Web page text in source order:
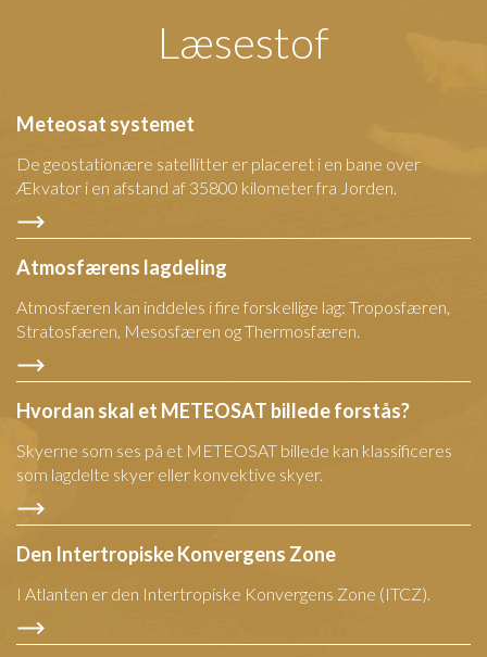
Læsestof
Meteosat systemet
De geostationære satellitter er placeret i en bane over
Ækvator i en afstand af 35800 kilometer fra Jorden.
Atmosfærens lagdeling
Atmosfæren kan inddeles i fire forskellige lag: Troposfæren,
Stratosfæren, Mesosfæren og Thermosfæren.
Hvordan skal et METEOSAT billede forstås?
Skyerne som ses på et METEOSAT billede kan klassificeres
som lagdelte skyer eller konvektive skyer.
Den Intertropiske Konvergens Zone
I Atlanten er den Intertropiske Konvergens Zone (ITCZ).